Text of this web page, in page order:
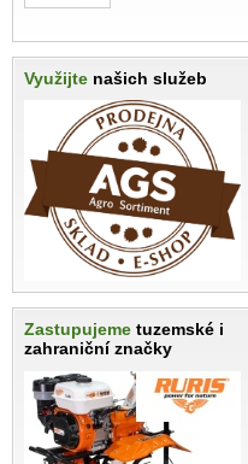
Využijte našich služeb
Zastupujeme tuzemské i
zahraniční značky